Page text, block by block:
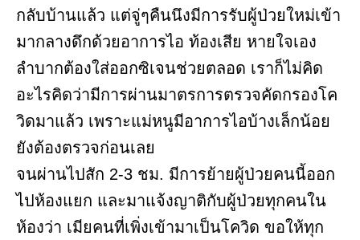
กลับบ้านแล้ว แต่จู่ๆคืนนึงมีการรับผู้ป่วยใหม่เข้า
มากลางดึกด้วยอาการไอ ท้องเสีย หายใจเอง
ลำบากต้องใส่ออกซิเจนช่วยตลอด เราก็ไม่คิด
อะไรคิดว่ามีการผ่านมาตรการตรวจคัดกรองโค
วิดมาแล้ว เพราะแม่หนูมีอาการไอบ้างเล็กน้อย
ยังต้องตรวจก่อนเลย
จนผ่านไปสัก 2-3 ชม. มีการย้ายผู้ป่วยคนนี้ออก
ไปห้องแยก และมาแจ้งญาติกับผู้ป่วยทุกคนใน
ห้องว่า เมียคนที่เพิ่งเข้ามาเป็นโควิด ขอให้ทุก